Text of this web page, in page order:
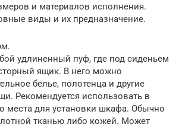
и материалов исполнения.
виды и их предназначение.
удлиненный пуф, где под сиденьем
ящик. В него можно
белье, полотенца и другие
Рекомендуется использовать в
места для установки шкафа. Обычно
тканью либо кожей. Может